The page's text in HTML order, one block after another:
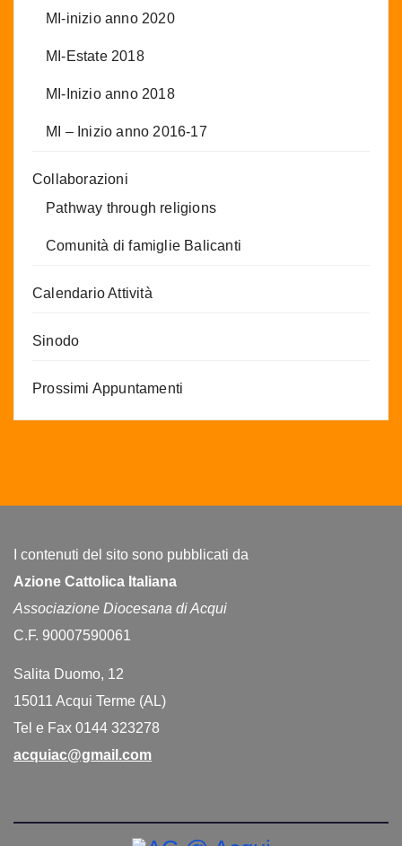
MI-inizio anno 2020
MI-Estate 2018
MI-Inizio anno 2018
MI – Inizio anno 2016-17
Collaborazioni
Pathway through religions
Comunità di famiglie Balicanti
Calendario Attività
Sinodo
Prossimi Appuntamenti
I contenuti del sito sono pubblicati da
Azione Cattolica Italiana
Associazione Diocesana di Acqui
C.F. 90007590061
Salita Duomo, 12
15011 Acqui Terme (AL)
Tel e Fax 0144 323278
acquiac@gmail.com